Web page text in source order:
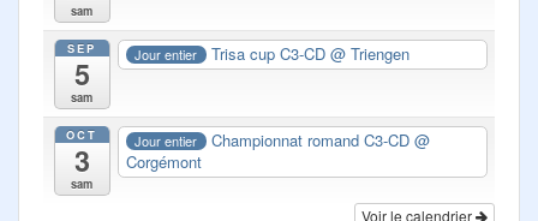
sam
SEP
5
sam
Jour entier Trisa cup C3-CD@ Triengen
OCT
3
sam
Jour entier Championnat romand C3-CD@
Corgémont
Voir le calendrier